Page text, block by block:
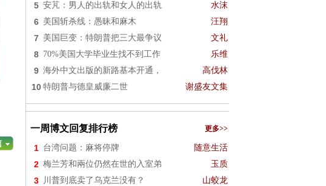
5 安芃：男人的出轨和女人的出轨 水沫
6 美国斩杀线：愚昧和麻木 汪翔
7 美国巨变：特朗普把三大最争议 文礼
8 70%美国大学毕业生找不到工作 乐维
9 海外中文出版的新路基本开通， 高伐林
10 特朗普与德皇威廉二世 谢盛友文集
一周博文回复排行榜 更多>>
1 台湾问题：麻将停牌 随意生活
2 梅兰芳和兩位仍然在世的入室弟 玉质
3 川普到底卖了乌克兰没有？ 山蛟龙